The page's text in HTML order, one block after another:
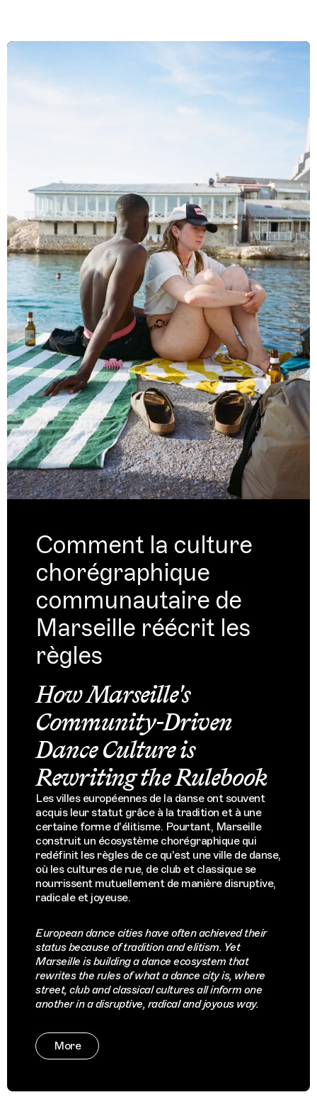
Comment la culture
chorégraphique
communautaire de
Marseille réécrit les
règles
How Marseille's
Community-Driven
Dance Culture is
Rewriting the Rulebook
Les villes européennes de la danse ont souvent
acquis leur statut grâce à la tradition et à une
certaine forme d'élitisme. Pourtant, Marseille
construit un écosystème chorégraphique qui
redéfinit les règles de ce qu'est une ville de danse,
où les cultures de rue, de club et classique se
nourrissent mutuellement de manière disruptive,
radicale et joyeuse.
European dance cities have often achieved their
status because of tradition and elitism. Yet
Marseille is building a dance ecosystem that
rewrites the rules of what a dance city is, where
street, club and classical cultures all inform one
another in a disruptive, radical and joyous way.
More